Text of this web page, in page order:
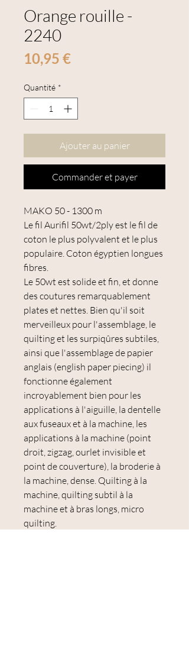
Orange rouille -
2240
10,95 €Prix
Quantité *
Ajouter au panier
Commander et payer
MAKO 50 - 1300 m
Le fil Aurifil 50wt/2ply est le fil de
coton le plus polyvalent et le plus
populaire. Coton égyptien longues
fibres.
Le 50wt est solide et fin, et donne
des coutures remarquablement
plates et nettes. Bien qu'il soit
merveilleux pour l'assemblage, le
quilting et les surpiqûres subtiles,
ainsi que l'assemblage de papier
anglais (english paper piecing) il
fonctionne également
incroyablement bien pour les
applications à l'aiguille, la dentelle
aux fuseaux et à la machine, les
applications à la machine (point
droit, zigzag, ourlet invisible et
point de couverture), la broderie à
la machine, dense. Quilting à la
machine, quilting subtil à la
machine et à bras longs, micro
quilting.